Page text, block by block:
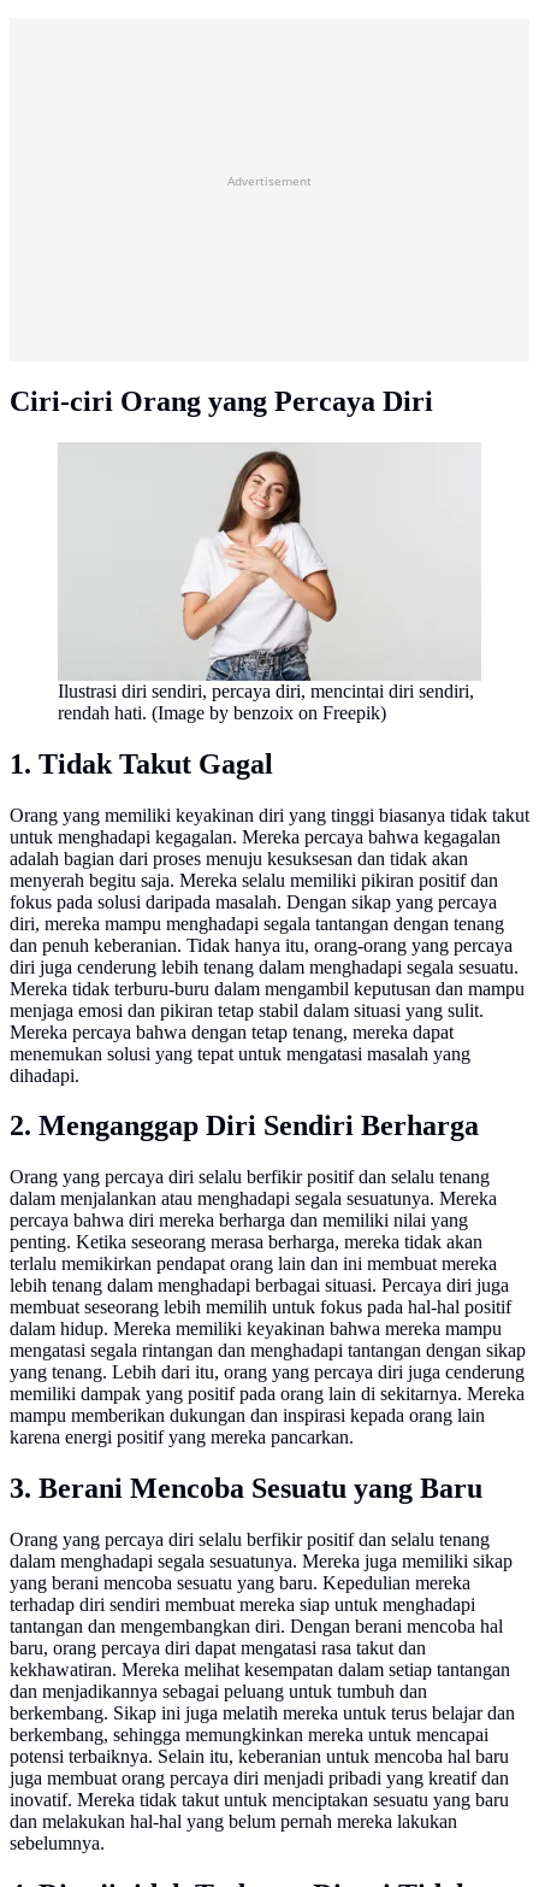
Advertisement
Ciri-ciri Orang yang Percaya Diri
Ilustrasi diri sendiri, percaya diri, mencintai diri sendiri,
rendah hati. (Image by benzoix on Freepik)
1. Tidak Takut Gagal
Orang yang memiliki keyakinan diri yang tinggi biasanya tidak takut
untuk menghadapi kegagalan. Mereka percaya bahwa kegagalan
adalah bagian dari proses menuju kesuksesan dan tidak akan
menyerah begitu saja. Mereka selalu memiliki pikiran positif dan
fokus pada solusi daripada masalah. Dengan sikap yang percaya
diri, mereka mampu menghadapi segala tantangan dengan tenang
dan penuh keberanian. Tidak hanya itu, orang-orang yang percaya
diri juga cenderung lebih tenang dalam menghadapi segala sesuatu.
Mereka tidak terburu-buru dalam mengambil keputusan dan mampu
menjaga emosi dan pikiran tetap stabil dalam situasi yang sulit.
Mereka percaya bahwa dengan tetap tenang, mereka dapat
menemukan solusi yang tepat untuk mengatasi masalah yang
dihadapi.
2. Menganggap Diri Sendiri Berharga
Orang yang percaya diri selalu berfikir positif dan selalu tenang
dalam menjalankan atau menghadapi segala sesuatunya. Mereka
percaya bahwa diri mereka berharga dan memiliki nilai yang
penting. Ketika seseorang merasa berharga, mereka tidak akan
terlalu memikirkan pendapat orang lain dan ini membuat mereka
lebih tenang dalam menghadapi berbagai situasi. Percaya diri juga
membuat seseorang lebih memilih untuk fokus pada hal-hal positif
dalam hidup. Mereka memiliki keyakinan bahwa mereka mampu
mengatasi segala rintangan dan menghadapi tantangan dengan sikap
yang tenang. Lebih dari itu, orang yang percaya diri juga cenderung
memiliki dampak yang positif pada orang lain di sekitarnya. Mereka
mampu memberikan dukungan dan inspirasi kepada orang lain
karena energi positif yang mereka pancarkan.
3. Berani Mencoba Sesuatu yang Baru
Orang yang percaya diri selalu berfikir positif dan selalu tenang
dalam menghadapi segala sesuatunya. Mereka juga memiliki sikap
yang berani mencoba sesuatu yang baru. Kepedulian mereka
terhadap diri sendiri membuat mereka siap untuk menghadapi
tantangan dan mengembangkan diri. Dengan berani mencoba hal
baru, orang percaya diri dapat mengatasi rasa takut dan
kekhawatiran. Mereka melihat kesempatan dalam setiap tantangan
dan menjadikannya sebagai peluang untuk tumbuh dan
berkembang. Sikap ini juga melatih mereka untuk terus belajar dan
berkembang, sehingga memungkinkan mereka untuk mencapai
potensi terbaiknya. Selain itu, keberanian untuk mencoba hal baru
juga membuat orang percaya diri menjadi pribadi yang kreatif dan
inovatif. Mereka tidak takut untuk menciptakan sesuatu yang baru
dan melakukan hal-hal yang belum pernah mereka lakukan
sebelumnya.